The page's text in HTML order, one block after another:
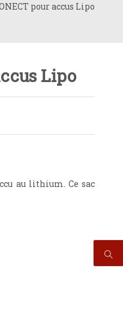
pour accus Lipo
Lipo
au lithium. Ce sac